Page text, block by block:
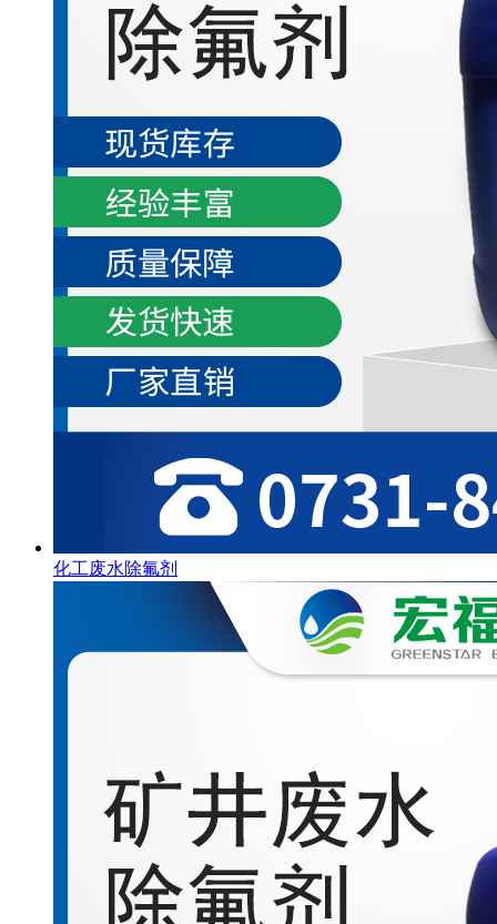
化工废水除氟剂